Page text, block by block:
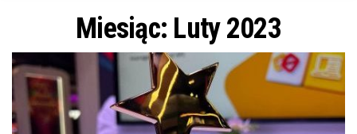
Miesiąc: Luty 2023